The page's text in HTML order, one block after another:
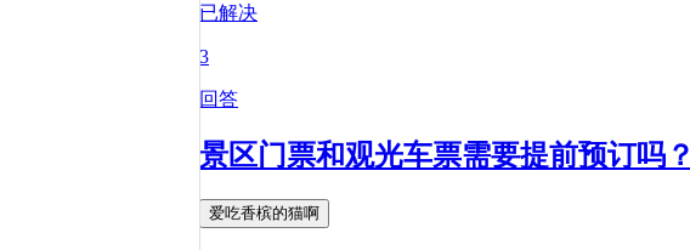
已解决
3
回答
景区门票和观光车票需要提前预订吗？
爱吃香槟的猫啊